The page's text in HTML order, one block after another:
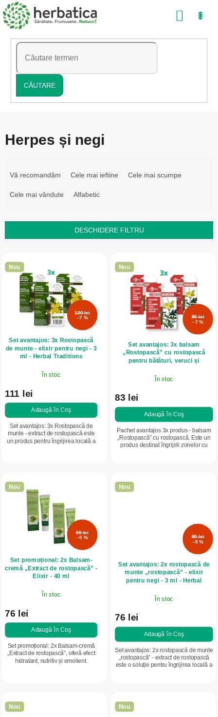
Treci
la
conținut
CĂUTARE
COŞ
Herpes și negi
e
a
e
d
u
l
u
i
Vă recomandăm Cele mai ieftine Cele mai scumpe
Cele mai vândute Alfabetic
DESCHIDERE FILTRU
i
o
e
Nou
120 lei
–7 %
Set avantajos: 3x Rostopască
de munte - elixir pentru negi - 3
ml - Herbal Traditions
În stoc
111 lei
Adaugă în Coş
Set avantajos: 3x Rostopască de
munte - extract de rostopască este
un produs pentru îngrijirea locală a
Nou
90 lei
–7 %
Set avantajos: 3x balsam
„Rostopască” cu rostopască
pentru bătături, veruci și
În stoc
83 lei
Adaugă în Coş
Pachet avantajos 3x produs - balsam
„Rostopască” cu rostopască. Este un
produs destinat îngrijirii zonelor cu
Nou
80 lei
–5 %
Set promoțional: 2x Balsam-
cremă „Extract de rostopască” -
Elixir - 40 ml
În stoc
76 lei
Adaugă în Coş
Set promoțional: 2x Balsam-cremă
„Extract de rostopască”, oferă efect
hidratant, nutritiv și emolient.
Nou
80 lei
–5 %
Set avantajos: 2x rostopască de
munte „rostopască” - elixir
pentru negi - 3 ml - Herbal
În stoc
76 lei
Adaugă în Coş
Set avantajos: 2x rostopască de munte
„rostopască” - extract de rostopască
este o soluție pentru îngrijirea locală a
Nou Nou